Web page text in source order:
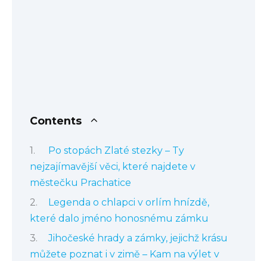
Contents
Po stopách Zlaté stezky – Ty
nejzajímavější věci, které najdete v
městečku Prachatice
Legenda o chlapci v orlím hnízdě,
které dalo jméno honosnému zámku
Jihočeské hrady a zámky, jejichž krásu
můžete poznat i v zimě – Kam na výlet v